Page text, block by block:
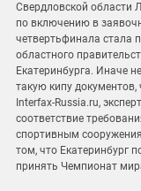
Свердловской области
по включению в
четвертьфинала стала
областного
Екатеринбурга. Иначе
такую кипу
Interfax-Russia.ru,
соответствие
спортивным
том, что Екатеринбург
принять Чемпионат